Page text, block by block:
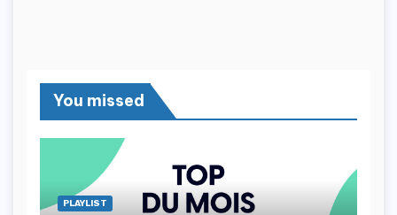
You missed
PLAYLIST